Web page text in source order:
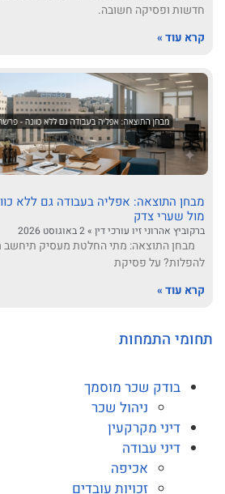
חדשות ופסיקה חשובה.
קרא עוד »
מבחן התוצאה: אפליה בעבודה גם ללא
מול שערי צדק
ברקוביץ אהרוני זיו עורכי דין
מבחן התוצאה: מתי החלטת מעסיק תיחשב
להפלות? על פסיקת
קרא עוד »
תחומי התמחות
בודק שכר מוסמך
ניהול שכר
דיני מקרקעין
דיני עבודה
אכיפה
זכויות עובדים